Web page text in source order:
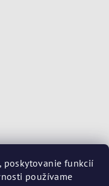
poskytovanie funkcií
používame